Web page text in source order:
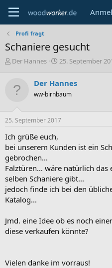
Profi fragt
Schaniere gesucht
E
t
l
e
r
Der Hannes
E
t
e
l
t
25. September
Der Hannes
ww-birnbaum
25. September 2017
Ich grüße euch,
bei unserem Kunden ist ein
gebrochen...
Falztüren... wäre natürlich das
selben Schaniere gibt...
jedoch finde ich bei den
Katalog...
Jmd. eine Idee ob es noch
diese verkaufen könnte?
Vielen danke im vorraus!